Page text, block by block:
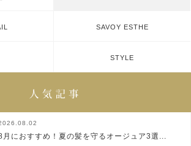
SAVOY ESTHE
STYLE
月におすすめ！夏の髪を守るオージュア3選...